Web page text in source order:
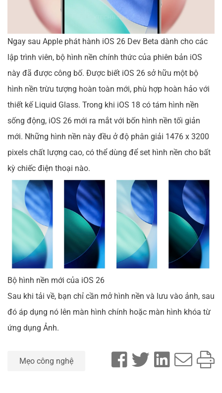
Ngay sau Apple phát hành iOS 26 Dev Beta dành cho các
lập trình viên, bộ hình nền chính thức của phiên bản iOS
này đã được công bố. Được biết iOS 26 sở hữu một bộ
hình nền trừu tượng hoàn toàn mới, phù hợp hoàn hảo với
thiết kế Liquid Glass. Trong khi iOS 18 có tám hình nền
sống động, iOS 26 mới ra mắt với bốn hình nền tối giản
mới. Những hình nền này đều ở độ phân giải 1476 x 3200
pixels chất lượng cao, có thể dùng để set hình nền cho bất
kỳ chiếc điện thoại nào.
Bộ hình nền mới của iOS 26
Sau khi tải về, bạn chỉ cần mở hình nền và lưu vào ảnh, sau
đó áp dụng nó lên màn hình chính hoặc màn hình khóa từ
ứng dụng Ảnh.
Mẹo công nghệ